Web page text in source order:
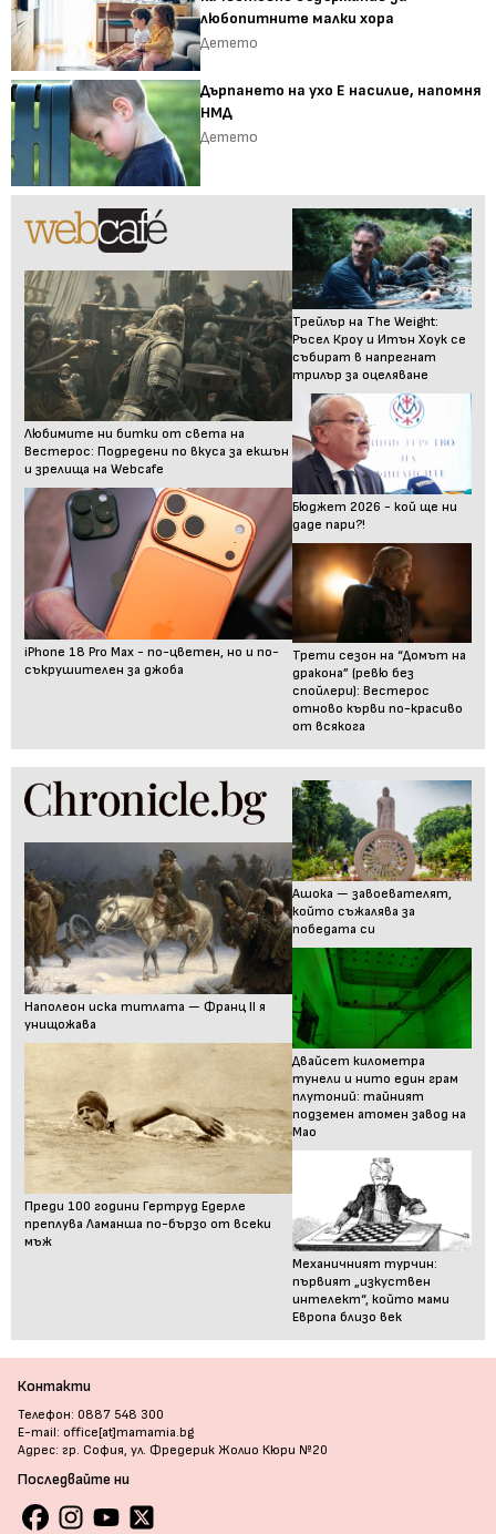
любопитните малки хора
Детето
Дърпането на ухо Е насилие, напомня
НМД
Детето
Любимите ни битки от света на
Вестерос: Подредени по вкуса за екшън
и зрелища на Webcafe
iPhone 18 Pro Max - по-цветен, но и по-
съкрушителен за джоба
Трейлър на The Weight:
Ръсел Кроу и Итън Хоук се
събират в напрегнат
трилър за оцеляване
Бюджет 2026 - кой ще ни
даде пари?!
Трети сезон на “Домът на
дракона” (ревю без
спойлери): Вестерос
отново кърви по-красиво
от всякога
Наполеон иска титлата — Франц II я
унищожава
Преди 100 години Гертруд Едерле
преплува Ламанша по-бързо от всеки
мъж
Ашока — завоевателят,
който съжалява за
победата си
Двайсет километра
тунели и нито един грам
плутоний: тайният
подземен атомен завод на
Мао
Механичният турчин:
първият „изкуствен
интелект“, който мами
Европа близо век
Контакти
Телефон: 0887 548 300
E-mail: office[at]mamamia.bg
Адрес: гр. София, ул. Фредерик Жолио Кюри №20
Последвайте ни